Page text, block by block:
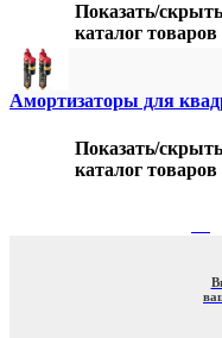
Показать/скрыть
каталог товаров
Амортизаторы для
Показать/скрыть
каталог товаров